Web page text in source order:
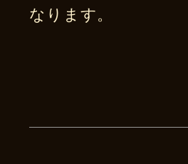
なります。